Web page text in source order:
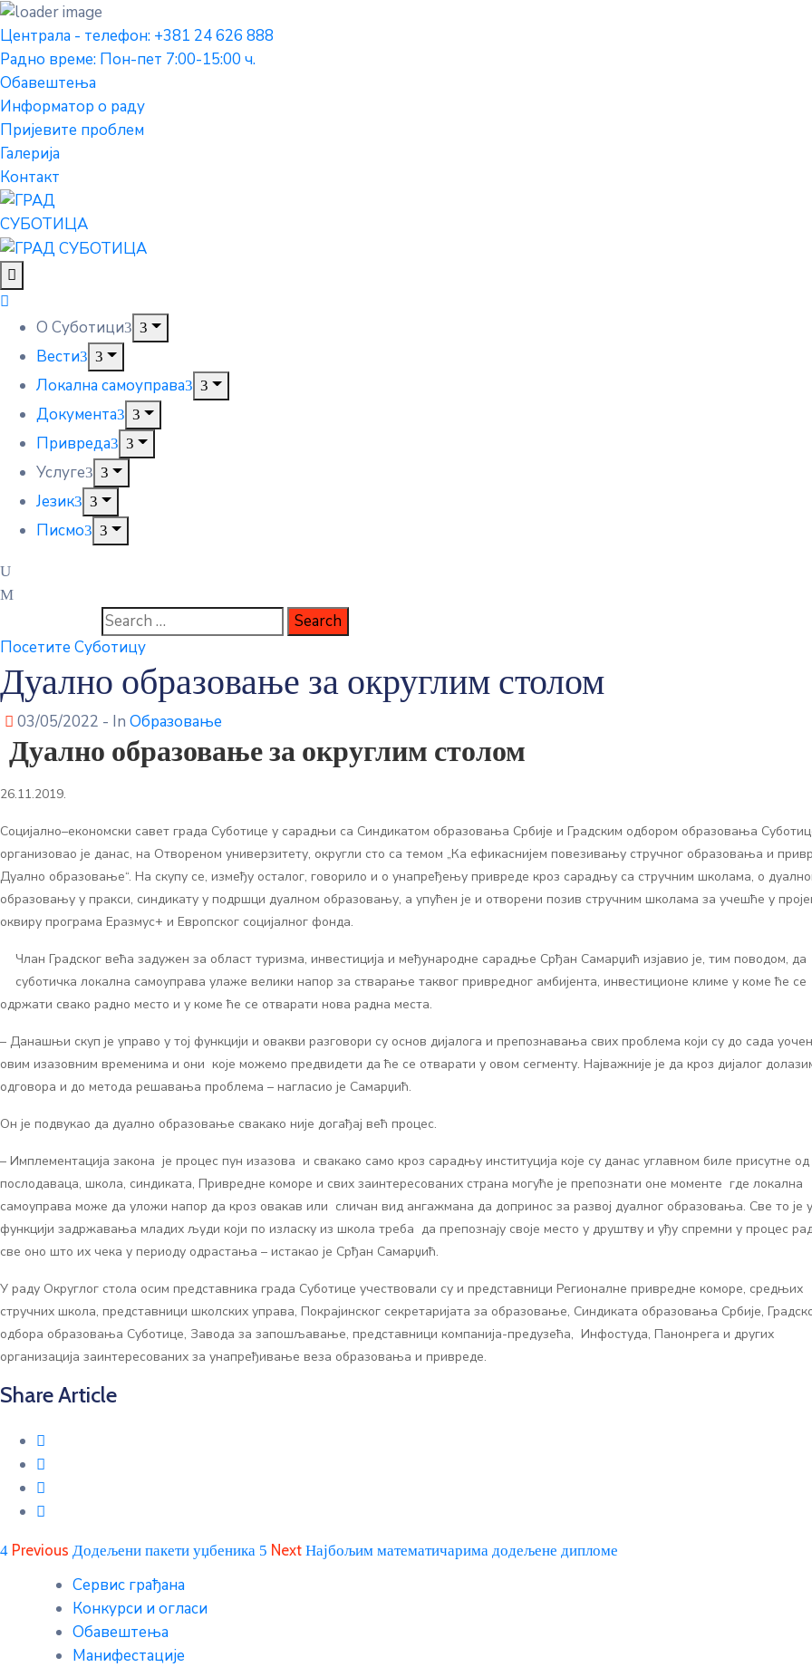
Централа - телефон: +381 24 626 888
Радно време: Пон-пет 7:00-15:00 ч.
Обавештења
Информатор о раду
Пријевите проблем
Галерија
Контакт
О Суботици
Вести
Локална самоуправа
Документа
Привреда
Услуге
Језик
Писмо
Посетите Суботицу
Дуално образовање за округлим столом
03/05/2022 - In Образовање
Дуално образовање за округлим столом
26.11.2019.
Социјално–економски савет града Суботице у сарадњи са Синдикатом образовања Србије и Градским одбором образовања
организовао је данас, на Отвореном универзитету, округли сто са темом „Ка ефикаснијем повезивању стручног образовања и
Дуално образовање“. На скупу се, између осталог, говорило и о унапређењу привреде кроз сарадњу са стручним школама, о
образовању у пракси, синдикату у подршци дуалном образовању, а упућен је и отворени позив стручним школама за учешће у
оквиру програма Еразмус+ и Европског социјалног фонда.
Члан Градског већа задужен за област туризма, инвестиција и међународне сарадње Срђан Самарџић изјавио је, тим поводом, да
суботичка локална самоуправа улаже велики напор за стварање таквог привредног амбијента, инвестиционе климе у коме ће се
одржати свако радно место и у коме ће се отварати нова радна места.
– Данашњи скуп је управо у тој функцији и овакви разговори су основ дијалога и препознавања свих проблема који су до сада
овим изазовним временима и они које можемо предвидети да ће се отварати у овом сегменту. Најважније је да кроз дијалог
одговора и до метода решавања проблема – нагласио је Самарџић.
Он је подвукао да дуално образовање свакако није догађај већ процес.
– Имплементација закона је процес пун изазова и свакако само кроз сарадњу институција које су данас углавном биле присутне од
послодаваца, школа, синдиката, Привредне коморе и свих заинтересованих страна могуће је препознати оне моменте где локална
самоуправа може да уложи напор да кроз овакав или сличан вид ангажмана да допринос за развој дуалног образовања. Све то је у
функцији задржавања младих људи који по изласку из школа треба да препознају своје место у друштву и уђу спремни у процес
све оно што их чека у периоду одрастања – истакао је Срђан Самарџић.
У раду Округлог стола осим представника града Суботице учествовали су и представници Регионалне привредне коморе, средњих
стручних школа, представници школских управа, Покрајинског секретаријата за образовање, Синдиката образовања Србије,
одбора образовања Суботице, Завода за запошљавање, представници компанија-предузећа, Инфостуда, Панонрега и других
организација заинтересованих за унапређивање веза образовања и привреде.
Share Article
Previous Додељени пакети уџбеника Next Најбољим математичарима додељене дипломе
Сервис грађана
Конкурси и огласи
Обавештења
Манифестације